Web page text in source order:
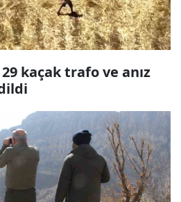
kaçak trafo ve anız